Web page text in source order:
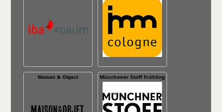
Maison & Object Münchener Stoff Frühling